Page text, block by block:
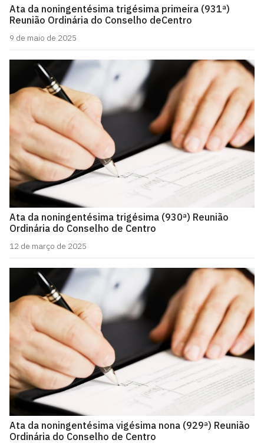
Ata da noningentésima trigésima primeira (931ª)
Reunião Ordinária do Conselho deCentro
9 de maio de 2025
Ata da noningentésima trigésima (930ª) Reunião
Ordinária do Conselho de Centro
12 de março de 2025
Ata da noningentésima vigésima nona (929ª) Reunião
Ordinária do Conselho de Centro